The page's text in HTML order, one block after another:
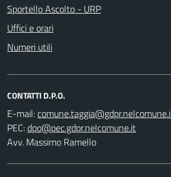
Sportello Ascolto - URP
Uffici e orari
Numeri utili
CONTATTI D.P.O.
E-mail:
PEC:
Avv. Massimo Ramello